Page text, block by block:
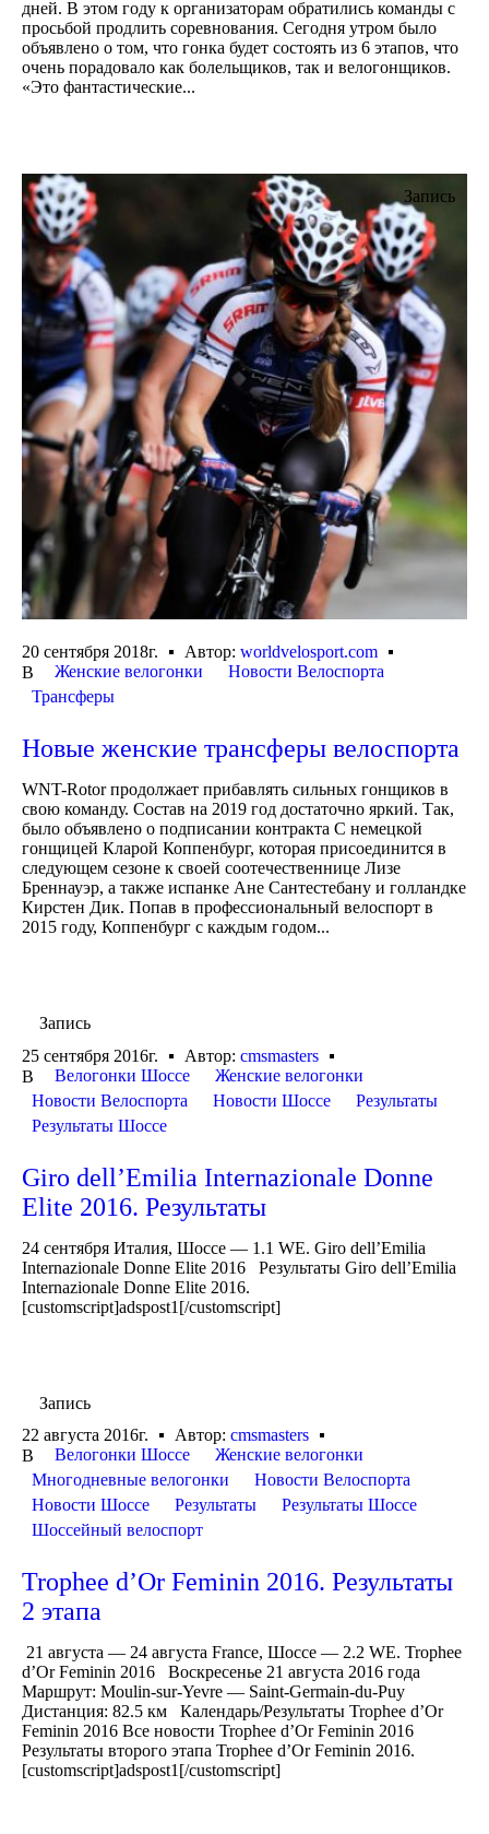
дней. В этом году к организаторам обратились команды с
просьбой продлить соревнования. Сегодня утром было
объявлено о том, что гонка будет состоять из 6 этапов, что
очень порадовало как болельщиков, так и велогонщиков.
«Это фантастические...
Запись
20 сентября 2018г. Автор: worldvelosport.com
В
Женские велогонки
Новости Велоспорта
Трансферы
Новые женские трансферы велоспорта
WNT-Rotor продолжает прибавлять сильных гонщиков в
свою команду. Состав на 2019 год достаточно яркий. Так,
было объявлено о подписании контракта С немецкой
гонщицей Кларой Коппенбург, которая присоединится в
следующем сезоне к своей соотечественнице Лизе
Бреннауэр, а также испанке Ане Сантестебану и голландке
Кирстен Дик. Попав в профессиональный велоспорт в
2015 году, Коппенбург с каждым годом...
Запись
25 сентября 2016г.
Автор: cmsmasters
В
Велогонки Шоссе
Женские велогонки
Новости Велоспорта
Новости Шоссе
Результаты
Результаты Шоссе
Giro dell’Emilia Internazionale Donne
Elite 2016. Результаты
24 сентября Италия, Шоссе — 1.1 WE. Giro dell’Emilia
Internazionale Donne Elite 2016 Результаты Giro dell’Emilia
Internazionale Donne Elite 2016.
[customscript]adspost1[/customscript]
Запись
22 августа 2016г.
Автор: cmsmasters
В
Велогонки Шоссе
Женские велогонки
Многодневные велогонки
Новости Велоспорта
Новости Шоссе
Результаты
Результаты Шоссе
Шоссейный велоспорт
Trophee d’Or Feminin 2016. Результаты
2 этапа
21 августа — 24 августа France, Шоссе — 2.2 WE. Trophee
d’Or Feminin 2016 Воскресенье 21 августа 2016 года
Маршрут: Moulin-sur-Yevre — Saint-Germain-du-Puy
Дистанция: 82.5 км Календарь/Результаты Trophee d’Or
Feminin 2016 Все новости Trophee d’Or Feminin 2016
Результаты второго этапа Trophee d’Or Feminin 2016.
[customscript]adspost1[/customscript]